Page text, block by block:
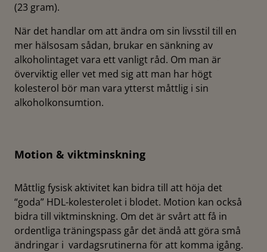
(23 gram).
När det handlar om att ändra om sin livsstil till en
mer hälsosam sådan, brukar en sänkning av
alkoholintaget vara ett vanligt råd. Om man är
överviktig eller vet med sig att man har högt
kolesterol bör man vara ytterst måttlig i sin
alkoholkonsumtion.
Motion & viktminskning
Måttlig fysisk aktivitet kan bidra till att höja det
“goda” HDL-kolesterolet i blodet. Motion kan också
bidra till viktminskning. Om det är svårt att få in
ordentliga träningspass går det ändå att göra små
ändringar i vardagsrutinerna för att komma igång.